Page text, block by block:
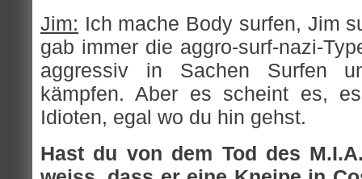
Jim: Ich mache Body surfen, Jim
gab immer die aggro-surf-nazi-
aggressiv in Sachen Surfen
kämpfen. Aber es scheint es,
Idioten, egal wo du hin gehst.
Hast du von dem Tod des